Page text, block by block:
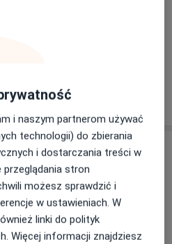
przed wizytą.
więcej
o doświadczeniu
Umów wizytę
i naszym partnerom używać
technologii) do zbierania
i dostarczania treści w
stron
możesz sprawdzić i
w ustawieniach. W
linki do polityk
Więcej informacji znajdziesz